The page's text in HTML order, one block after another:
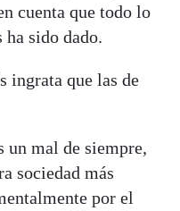
cuenta que todo lo
ha sido dado.
ingrata que las de
un mal de siempre,
sociedad más
por el